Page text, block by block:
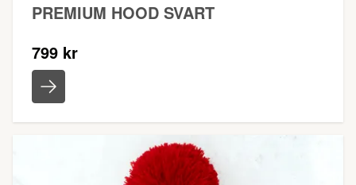
PREMIUM HOOD SVART
799 kr